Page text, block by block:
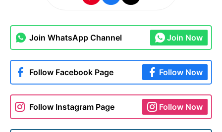
Join WhatsApp Channel Join Now
Follow Facebook Page Follow Now
Follow Instagram Page Follow Now